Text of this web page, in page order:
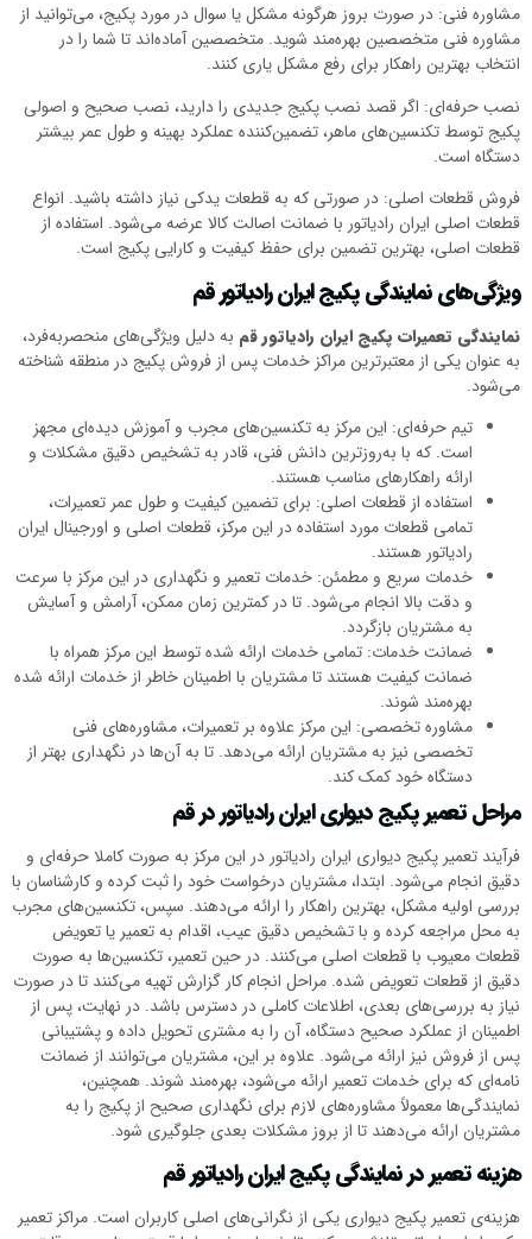
مشاوره فنی: در صورت بروز هرگونه مشکل یا سوال در مورد پکیج، می‌توانید از
مشاوره فنی متخصصین بهره‌مند شوید. متخصصین آماده‌اند تا شما را در
انتخاب بهترین راهکار برای رفع مشکل یاری کنند.
نصب حرفه‌ای: اگر قصد نصب پکیج جدیدی را دارید، نصب صحیح و اصولی
پکیج توسط تکنسین‌های ماهر، تضمین‌کننده عملکرد بهینه و طول عمر بیشتر
دستگاه است.
فروش قطعات اصلی: در صورتی که به قطعات یدکی نیاز داشته باشید. انواع
قطعات اصلی ایران رادیاتور با ضمانت اصالت کالا عرضه می‌شود. استفاده از
قطعات اصلی، بهترین تضمین برای حفظ کیفیت و کارایی پکیج است.
ویژگی‌های نمایندگی پکیج ایران رادیاتور قم
نمایندگی تعمیرات پکیج ایران رادیاتور قم به دلیل ویژگی‌های منحصربه‌فرد،
به عنوان یکی از معتبرترین مراکز خدمات پس از فروش پکیج در منطقه شناخته
می‌شود.
تیم حرفه‌ای: این مرکز به تکنسین‌های مجرب و آموزش دیده‌ای مجهز
است. که با به‌روزترین دانش فنی، قادر به تشخیص دقیق مشکلات و
ارائه راهکارهای مناسب هستند.
استفاده از قطعات اصلی: برای تضمین کیفیت و طول عمر تعمیرات،
تمامی قطعات مورد استفاده در این مرکز، قطعات اصلی و اورجینال ایران
رادیاتور هستند.
خدمات سریع و مطمئن: خدمات تعمیر و نگهداری در این مرکز با سرعت
و دقت بالا انجام می‌شود. تا در کمترین زمان ممکن، آرامش و آسایش
به مشتریان بازگردد.
ضمانت خدمات: تمامی خدمات ارائه شده توسط این مرکز همراه با
ضمانت کیفیت هستند تا مشتریان با اطمینان خاطر از خدمات ارائه شده
بهره‌مند شوند.
مشاوره تخصصی: این مرکز علاوه بر تعمیرات، مشاوره‌های فنی
تخصصی نیز به مشتریان ارائه می‌دهد. تا به آن‌ها در نگهداری بهتر از
دستگاه خود کمک کند.
مراحل تعمیر پکیج دیواری ایران رادیاتور در قم
فرآیند تعمیر پکیج دیواری ایران رادیاتور در این مرکز به صورت کاملا حرفه‌ای و
دقیق انجام می‌شود. ابتدا، مشتریان درخواست خود را ثبت کرده و کارشناسان با
بررسی اولیه مشکل، بهترین راهکار را ارائه می‌دهند. سپس، تکنسین‌های مجرب
به محل مراجعه کرده و با تشخیص دقیق عیب، اقدام به تعمیر یا تعویض
قطعات معیوب با قطعات اصلی می‌کنند. در حین تعمیر، تکنسین‌ها به صورت
دقیق از قطعات تعویض شده. مراحل انجام کار گزارش تهیه می‌کنند تا در صورت
نیاز به بررسی‌های بعدی، اطلاعات کاملی در دسترس باشد. در نهایت، پس از
اطمینان از عملکرد صحیح دستگاه، آن را به مشتری تحویل داده و پشتیبانی
پس از فروش نیز ارائه می‌شود. علاوه بر این، مشتریان می‌توانند از ضمانت
نامه‌ای که برای خدمات تعمیر ارائه می‌شود، بهره‌مند شوند. همچنین،
نمایندگی‌ها معمولاً مشاوره‌های لازم برای نگهداری صحیح از پکیج را به
مشتریان ارائه می‌دهند تا از بروز مشکلات بعدی جلوگیری شود.
هزینه تعمیر در نمایندگی پکیج ایران رادیاتور قم
هزینه‌ی تعمیر پکیج دیواری یکی از نگرانی‌های اصلی کاربران است. مراکز تعمیر